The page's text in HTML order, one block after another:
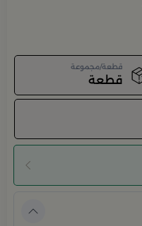
قطعة/مجموعة
قطعة